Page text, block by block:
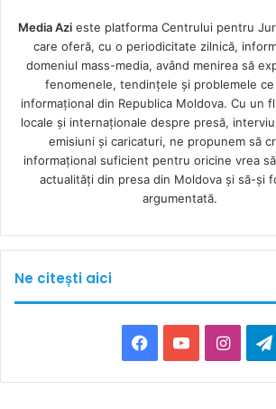
Media Azieste platforma Centrului pentru
care oferă, cu o periodicitate zilnică,
domeniul mass-media, având menirea să
fenomenele, tendințele și problemele ce
informațional din Republica Moldova. Cu un
locale şi internaţionale despre presă,
emisiuni și caricaturi, ne propunem să
informaţional suficient pentru oricine vrea
actualităţi din presa din Moldova şi să-şi
argumentată.
Ne citești aici
a
o
I
n